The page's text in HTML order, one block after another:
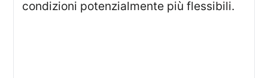
condizioni potenzialmente più flessibili.